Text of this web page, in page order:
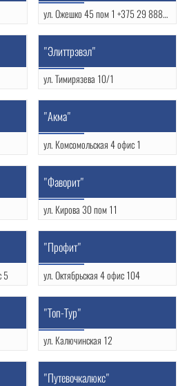
ул. Ожешко 45 пом 1 +375 29 8888700
"Элиттрэвэл"
ул. Тимирязева 10/1
"Акма"
ул. Комсомольская 4 офис 1
УНП: 500045798
"Фаворит"
ул. Кирова 30 пом 11
5
"Профит"
ул. Октябрьская 4 офис 104
"Топ-Тур"
ул. Калючинская 12
"Путевочкалюкс"